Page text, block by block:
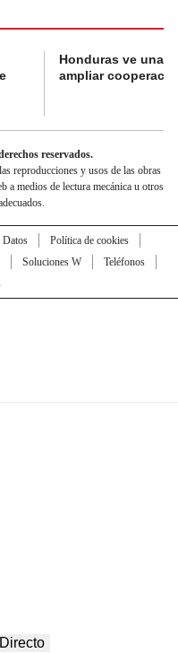
Honduras ve una
ampliar
reservados.
reproducciones y usos de las obras
a medios de lectura mecánica u otros
Datos
Política de cookies
Soluciones W
Teléfonos
Directo